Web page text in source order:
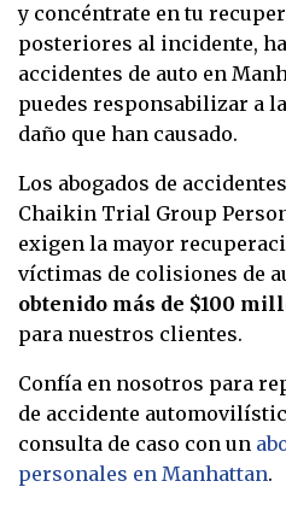
y concéntrate en tu
posteriores al incidente,
accidentes de auto en
puedes responsabilizar a
daño que han causado.
Los abogados de
Chaikin Trial Group
exigen la mayor
víctimas de colisiones de
obtenido más de $100
para nuestros clientes.
Confía en nosotros para
de accidente
consulta de caso con un
personales en Manhattan.